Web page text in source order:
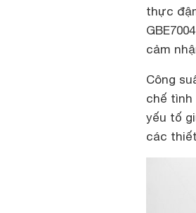
thực
cảm
Công
chế tình
yếu tố
các